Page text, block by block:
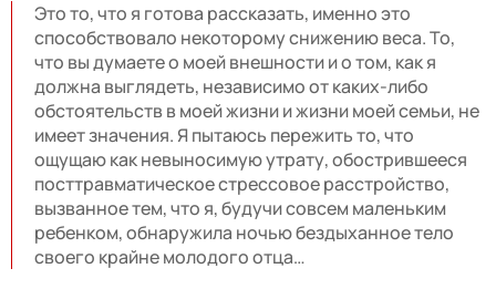
Это то, что я готова рассказать, именно это
способствовало некоторому снижению веса. То,
что вы думаете о моей внешности и о том, как я
должна выглядеть, независимо от каких-либо
обстоятельств в моей жизни и жизни моей семьи, не
имеет значения. Я пытаюсь пережить то, что
ощущаю как невыносимую утрату, обострившееся
посттравматическое стрессовое расстройство,
вызванное тем, что я, будучи совсем маленьким
ребенком, обнаружила ночью бездыханное тело
своего крайне молодого отца…